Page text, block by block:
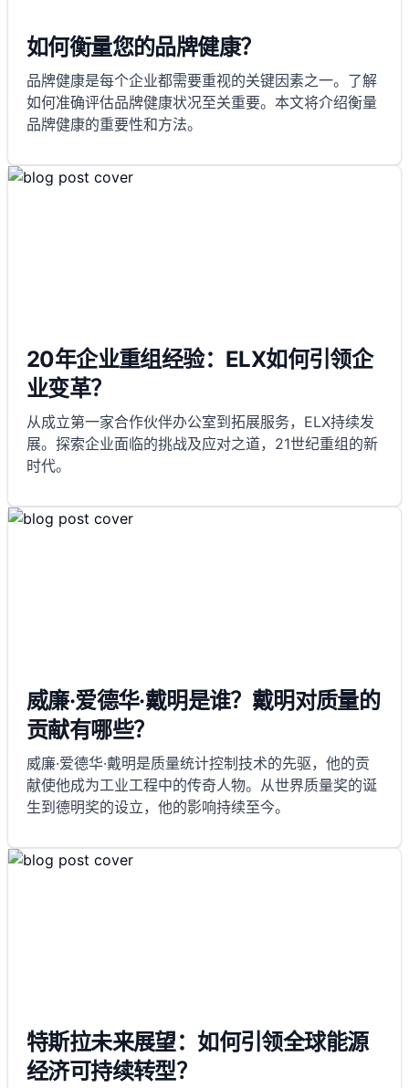
如何衡量您的品牌健康？
品牌健康是每个企业都需要重视的关键因素之一。了解
如何准确评估品牌健康状况至关重要。本文将介绍衡量
品牌健康的重要性和方法。
20年企业重组经验：ELX如何引领企
业变革？
从成立第一家合作伙伴办公室到拓展服务，ELX持续发
展。探索企业面临的挑战及应对之道，21世纪重组的新
时代。
威廉·爱德华·戴明是谁？戴明对质量的
贡献有哪些？
威廉·爱德华·戴明是质量统计控制技术的先驱，他的贡
献使他成为工业工程中的传奇人物。从世界质量奖的诞
生到德明奖的设立，他的影响持续至今。
特斯拉未来展望：如何引领全球能源
经济可持续转型？